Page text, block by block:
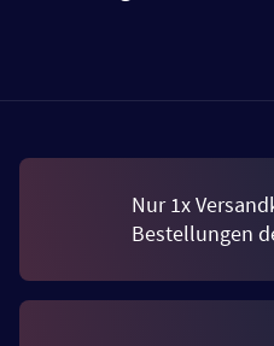
Nur 1x
Bestellungen